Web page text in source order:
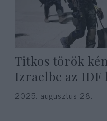
Titkos török
Izraelbe az IDF
2025. augusztus 28.